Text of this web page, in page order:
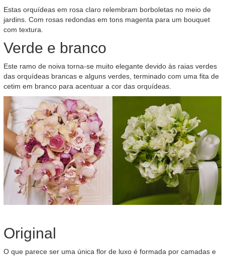
Estas orquídeas em rosa claro relembram borboletas no meio de
jardins. Com rosas redondas em tons magenta para um bouquet
com textura.
Verde e branco
Este ramo de noiva torna-se muito elegante devido às raias verdes
das orquídeas brancas e alguns verdes, terminado com uma fita de
cetim em branco para acentuar a cor das orquídeas.
Original
O que parece ser uma única flor de luxo é formada por camadas e